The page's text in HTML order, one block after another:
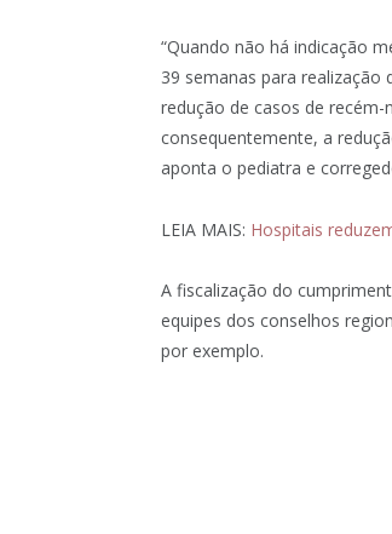
“Quando não há indicação
39 semanas para realização
redução de casos de
consequentemente, a
aponta o pediatra e
LEIA MAIS: Hospitais
A fiscalização do
equipes dos conselhos
por exemplo.